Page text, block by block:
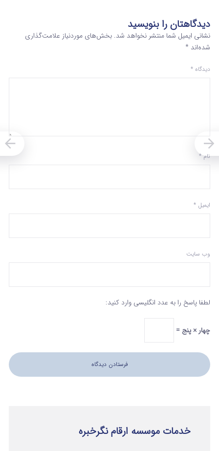
دیدگاهتان را بنویسید
نشانی ایمیل شما منتشر نخواهد شد. بخش‌های موردنیاز علامت‌گذاری
شده‌اند *
دیدگاه *
نام *
ایمیل *
وب‌ سایت
لطفا پاسخ را به عدد انگلیسی وارد کنید:
چهار × پنج =
خدمات موسسه ارقام نگرخبره